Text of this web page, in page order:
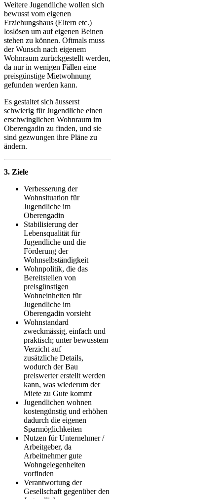
Weitere Jugendliche wollen sich
bewusst vom eigenen
Erziehungshaus (Eltern etc.)
loslösen um auf eigenen Beinen
stehen zu können. Oftmals muss
der Wunsch nach eigenem
Wohnraum zurückgestellt werden,
da nur in wenigen Fällen eine
preisgünstige Mietwohnung
gefunden werden kann.
Es gestaltet sich äusserst
schwierig für Jugendliche einen
erschwinglichen Wohnraum im
Oberengadin zu finden, und sie
sind gezwungen ihre Pläne zu
ändern.
3. Ziele
Verbesserung der
Wohnsituation für
Jugendliche im
Oberengadin
Stabilisierung der
Lebensqualität für
Jugendliche und die
Förderung der
Wohnselbständigkeit
Wohnpolitik, die das
Bereitstellen von
preisgünstigen
Wohneinheiten für
Jugendliche im
Oberengadin vorsieht
Wohnstandard
zweckmässig, einfach und
praktisch; unter bewusstem
Verzicht auf
zusätzliche Details,
wodurch der Bau
preiswerter erstellt werden
kann, was wiederum der
Miete zu Gute kommt
Jugendlichen wohnen
kostengünstig und erhöhen
dadurch die eigenen
Sparmöglichkeiten
Nutzen für Unternehmer /
Arbeitgeber, da
Arbeitnehmer gute
Wohngelegenheiten
vorfinden
Verantwortung der
Gesellschaft gegenüber den